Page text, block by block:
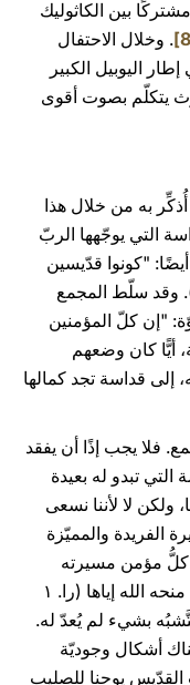
بين الكاثوليك
. وخلال الاحتفال
اليوبيل الكبير
هم "إرث يتكلّم بصوت أقوى
به من خلال هذا
التي يوجّهها الربّ
"كونوا قدّيسين
أنا قدّوس" (أح ١١، ٤٥؛ ١ بط ١، ١٦). وقد سلّط المجمع
"إن كلّ المؤمنين
أيًّا كان وضعهم
قداسة تجد كمالها
فلا يجب إذًا أن يفقد
التي تبدو له بعيدة
ولكن لا لأننا نسعى
الفريدة والمميّزة
كلُّ مؤمن مسيرته
ويُظهر أفضل ما في ذاته، والمواهب التي منحه الله إياها (را. ١
للتَّشبُه بشيء لم يُعدّ له.
أشكال وجوديّة
القدّيس يوحنا للصليب